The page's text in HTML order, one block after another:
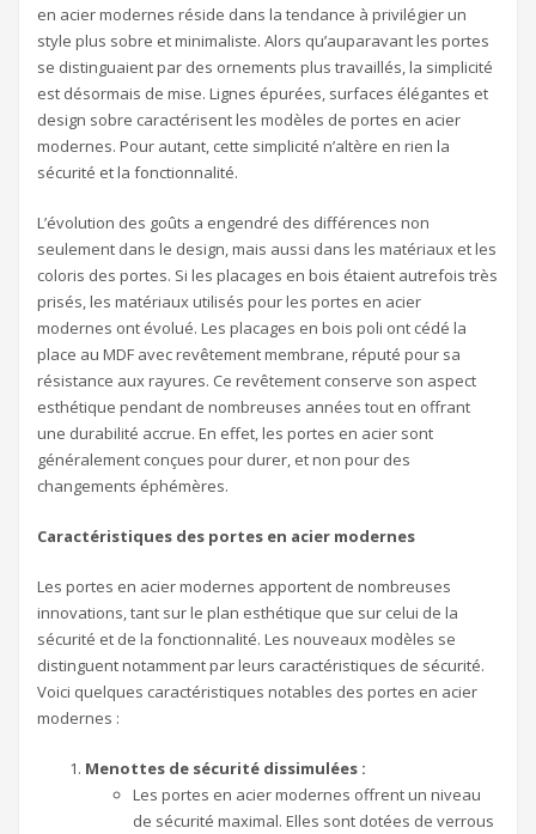
en acier modernes réside dans la tendance à privilégier un
style plus sobre et minimaliste. Alors qu’auparavant les portes
se distinguaient par des ornements plus travaillés, la simplicité
est désormais de mise. Lignes épurées, surfaces élégantes et
design sobre caractérisent les modèles de portes en acier
modernes. Pour autant, cette simplicité n’altère en rien la
sécurité et la fonctionnalité.
L’évolution des goûts a engendré des différences non
seulement dans le design, mais aussi dans les matériaux et les
coloris des portes. Si les placages en bois étaient autrefois très
prisés, les matériaux utilisés pour les portes en acier
modernes ont évolué. Les placages en bois poli ont cédé la
place au MDF avec revêtement membrane, réputé pour sa
résistance aux rayures. Ce revêtement conserve son aspect
esthétique pendant de nombreuses années tout en offrant
une durabilité accrue. En effet, les portes en acier sont
généralement conçues pour durer, et non pour des
changements éphémères.
Caractéristiques des portes en acier modernes
Les portes en acier modernes apportent de nombreuses
innovations, tant sur le plan esthétique que sur celui de la
sécurité et de la fonctionnalité. Les nouveaux modèles se
distinguent notamment par leurs caractéristiques de sécurité.
Voici quelques caractéristiques notables des portes en acier
modernes :
Menottes de sécurité dissimulées :
Les portes en acier modernes offrent un niveau
de sécurité maximal. Elles sont dotées de verrous